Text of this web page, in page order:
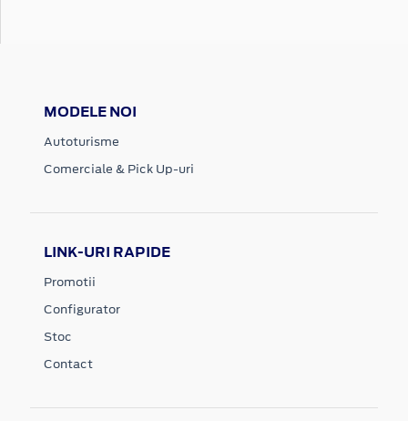
MODELE NOI
Autoturisme
Comerciale & Pick Up-uri
LINK-URI RAPIDE
Promotii
Configurator
Stoc
Contact